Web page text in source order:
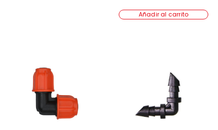
Añadir al carrito